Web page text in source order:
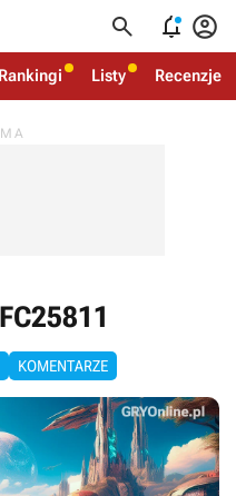
  
Rankingi Listy Recenzje
KOMENTARZE